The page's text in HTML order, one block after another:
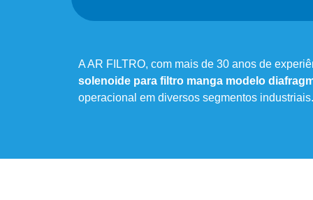
A AR FILTRO, com mais de 30 anos de
solenoide para filtro manga modelo
operacional em diversos segmentos industriais.